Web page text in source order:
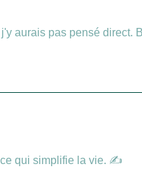
aurais pas pensé direct.
qui simplifie la vie. ✍